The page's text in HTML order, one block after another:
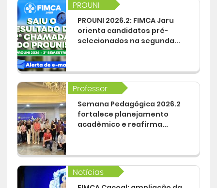
PROUNI
PROUNI 2026.2: FIMCA Jaru
orienta candidatos pré-
selecionados na segunda...
Professor
Semana Pedagógica 2026.2
fortalece planejamento
acadêmico e reafirma...
Notícias